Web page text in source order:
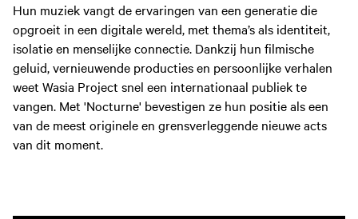
Hun muziek vangt de ervaringen van een generatie die
opgroeit in een digitale wereld, met thema’s als identiteit,
isolatie en menselijke connectie. Dankzij hun filmische
geluid, vernieuwende producties en persoonlijke verhalen
weet Wasia Project snel een internationaal publiek te
vangen. Met 'Nocturne' bevestigen ze hun positie als een
van de meest originele en grensverleggende nieuwe acts
van dit moment.